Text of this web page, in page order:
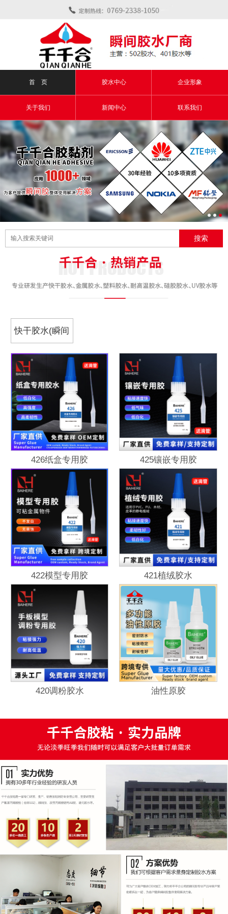
首 页 胶水中心 企业形象
关于我们 新闻中心 联系我们
快干胶水(瞬间
胶)
426纸盒专用胶 425镶嵌专用胶
422模型专用胶 421植绒胶水
420调粉胶水 油性原胶